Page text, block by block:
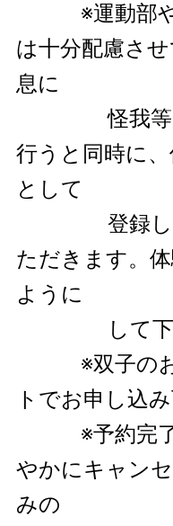
※運動部や作
は十分配慮さ
息に
怪我等があ
行うと同時に
として
登録してい
ただきます。
ように
して下さ
※双子のお子
トでお申し込み
※予約完了後
やかにキャン
みの